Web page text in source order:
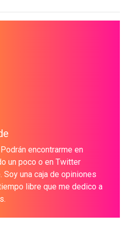
encontrarme en
un poco o en Twitter
una caja de opiniones
libre que me dedico a